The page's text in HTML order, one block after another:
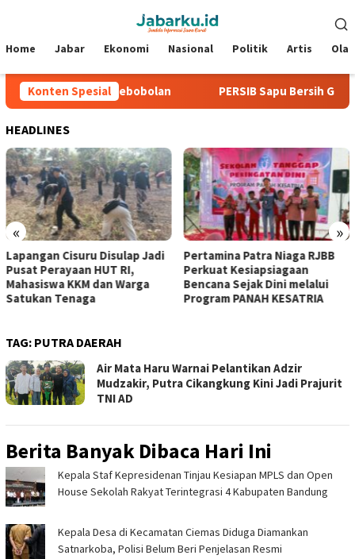
Mobile
Home Jabar Ekonomi Nasional Politik Artis
Konten Spesial
Laga Tanpa Kebobolan PERSIB Sapu Bersih Grup
HEADLINES
« »
Lapangan Cisuru Disulap Jadi
Pusat Perayaan HUT RI,
Mahasiswa KKM dan Warga
Satukan Tenaga
Pertamina Patra Niaga RJBB
Perkuat Kesiapsiagaan
Bencana Sejak Dini melalui
Program PANAH KESATRIA
TAG: PUTRA DAERAH
Air Mata Haru Warnai Pelantikan Adzir
Mudzakir, Putra Cikangkung Kini Jadi Prajurit
TNI AD
Berita Banyak Dibaca Hari Ini
Kepala Staf Kepresidenan Tinjau Kesiapan MPLS dan Open
House Sekolah Rakyat Terintegrasi 4 Kabupaten Bandung
Kepala Desa di Kecamatan Ciemas Diduga Diamankan
Satnarkoba, Polisi Belum Beri Penjelasan Resmi